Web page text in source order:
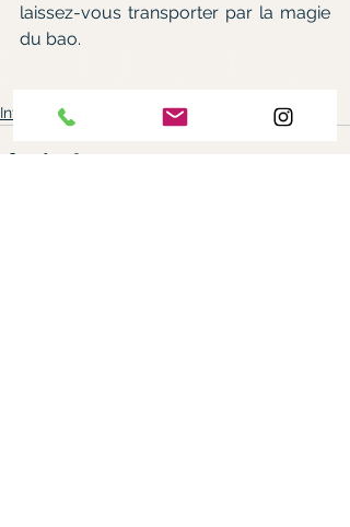
laissez-vous transporter par la magie
du bao.
Informations sur le HUBAO